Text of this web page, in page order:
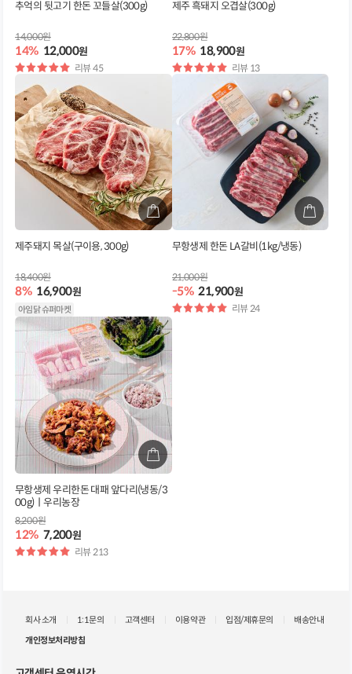
추억의 뒷고기 한돈 꼬들살(300g)
14% 12,000원
14,000원
별
리뷰 45
제주 흑돼지 오겹살(300g)
17% 18,900원
22,800원
별
점
리뷰 13
제주돼지 목살(구이용, 300g)
8% 16,900원
18,400원
아임닭 슈퍼마켓
무항생제 한돈 LA갈비(1kg/냉동)
-5% 21,900원
21,000원
별
점
리뷰 24
무항생제 우리한돈 대패 앞다리(냉동/3
00g)ㅣ우리농장
12% 7,200원
8,200원
별
리뷰 213
회사 소개 1:1문의 고객센터 이용약관 입점/제휴문의
배송안내
개인정보처리방침